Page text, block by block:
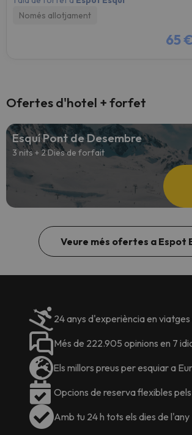
Només allotjament
65
Ofertes d'hotel + forfet
Esquí Pont de Desembre
3 nits + 2 Dies de forfait
Veure més ofertes a Espot
24 anys d'experiència en
Més de 222.905 opinions en 7
Els millors preus per esquiar a
Opcions de reserva flexibles
Amb tu 24 h tots els dies de l'any